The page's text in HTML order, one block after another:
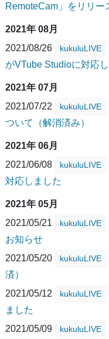
RemoteCam」をリリー
2021年 08月
2021/08/26
kukuluLIVE
がVTube Studioに対応
2021年 07月
2021/07/22
kukuluLIVE
ついて（解消済み）
2021年 06月
2021/06/08
kukuluLIVE
対応しました
2021年 05月
2021/05/21
kukuluLIVE
お知らせ
2021/05/20
kukuluLIVE
済）
2021/05/12
kukuluLIVE
ました
2021/05/09
kukuluLIVE